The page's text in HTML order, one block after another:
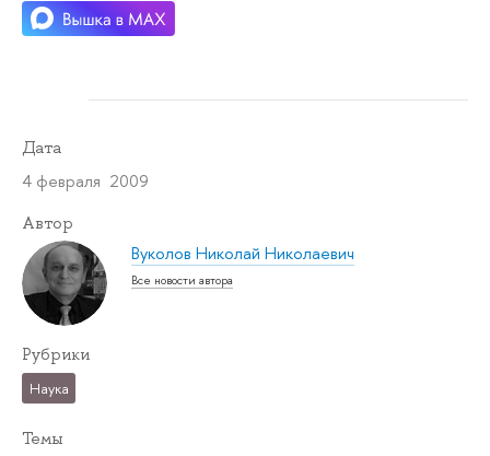
Дата
4 февраля 2009
Автор
Вуколов Николай Николаевич
Все новости автора
Рубрики
Наука
Темы